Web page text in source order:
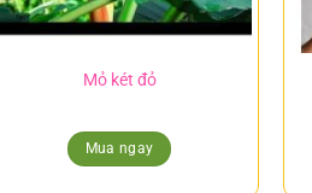
Mỏ két đỏ
Mua ngay